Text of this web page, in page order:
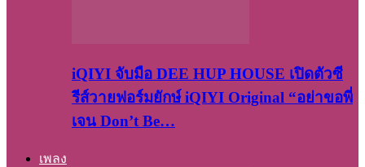
iQIYI จับมือ DEE HUP HOUSE เปิดตัวซี
รีส์วายฟอร์มยักษ์ iQIYI Original “อย่าขอพี่
เจน Don’t Be…
เพลง